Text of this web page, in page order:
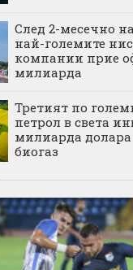
След 2-месечно
най-големите
компании прие
милиарда
Третият по
петрол в света
милиарда долара
биогаз